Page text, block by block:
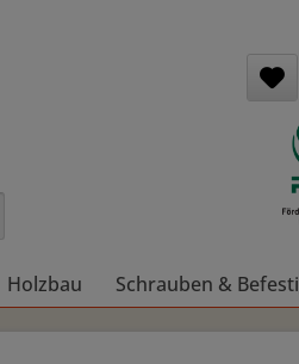
Holzbau Schrauben &